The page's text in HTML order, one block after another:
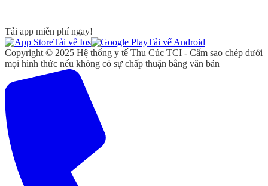
Tải app miễn phí ngay!
Tải vể Ios
Tải vể Android
Copyright © 2025 Hệ thống y tế Thu Cúc TCI - Cấm sao chép dưới
mọi hình thức nếu không có sự chấp thuận bằng văn bản